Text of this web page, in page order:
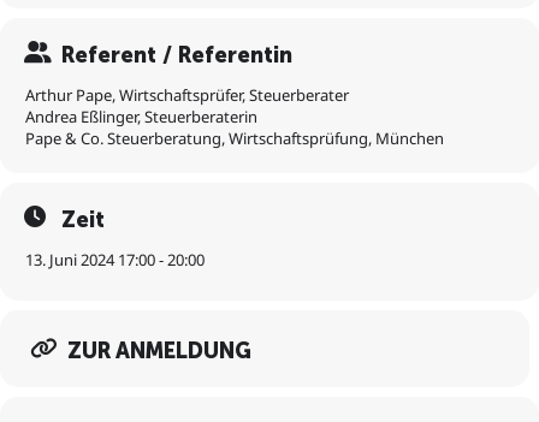
Internationalisierung aus kaufmännischer Sicht).
Referent / Referentin
Arthur Pape, Wirtschaftsprüfer, Steuerberater
Andrea Eßlinger, Steuerberaterin
Pape & Co. Steuerberatung, Wirtschaftsprüfung, München
Zeit
13. Juni 2024 17:00 - 20:00
ZUR ANMELDUNG